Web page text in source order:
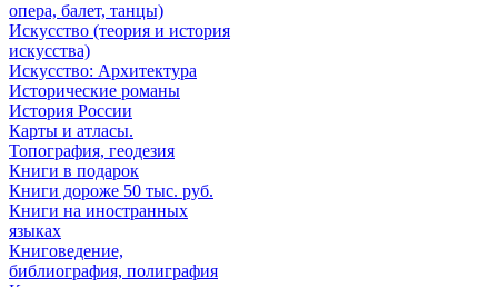
опера, балет, танцы)
Искусствo (теория и история
искусства)
Искусство: Архитектура
Исторические романы
История России
Карты и атласы.
Топография, геодезия
Книги в подарок
Книги дороже 50 тыс. руб.
Книги на иностранных
языках
Книговедение,
библиография, полиграфия